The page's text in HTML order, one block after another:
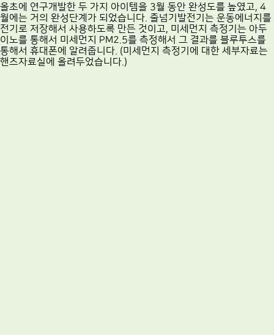
올초에 연구개발한 두 가지 아이템을 3월 동안 완성도를 높였고, 4
월에는 거의 완성단계가 되었습니다. 줄넘기발전기는 운동에너지를
전기로 저장해서 사용하도록 만든 것이고, 미세먼지 측정기는 아두
이노를 통해서 미세먼지 PM2.5를 측정해서 그 결과를 블루투스를
통해서 휴대폰에 알려줍니다. (미세먼지 측정기에 대한 세부자료는
핸즈자료실에 올려두었습니다.)